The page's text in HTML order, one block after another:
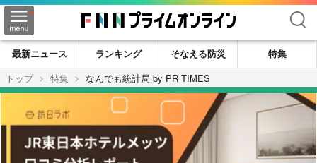
検索
最新ニュース ランキング そなえる防災
特集
トップ
特集 なんでも統計局 by PR TIMES